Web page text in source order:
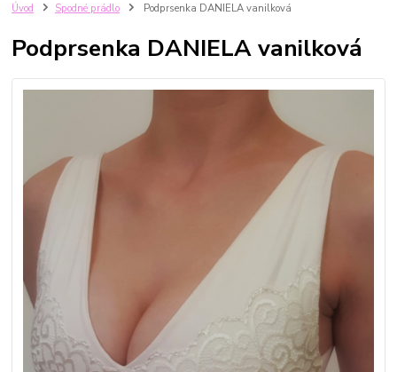
Úvod Spodné prádlo Podprsenka DANIELA vanilková
Podprsenka DANIELA vanilková